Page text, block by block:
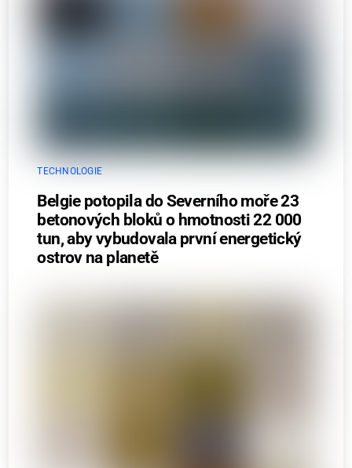
TECHNOLOGIE
Belgie potopila do Severního moře 23
betonových bloků o hmotnosti 22 000
tun, aby vybudovala první energetický
ostrov na planetě